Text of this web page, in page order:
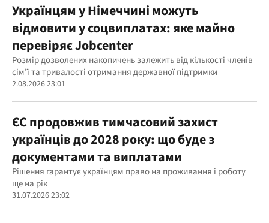
Українцям у Німеччині можуть
відмовити у соцвиплатах: яке майно
перевіряє Jobcenter
Розмір дозволених накопичень залежить від кількості членів
сім’ї та тривалості отримання державної підтримки
2.08.2026 23:01
ЄС продовжив тимчасовий захист
українців до 2028 року: що буде з
документами та виплатами
Рішення гарантує українцям право на проживання і роботу
ще на рік
31.07.2026 23:02